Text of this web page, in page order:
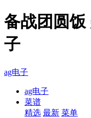
备战团圆饭
子
ag电子
ag电子
菜谱
精选 最新 菜单